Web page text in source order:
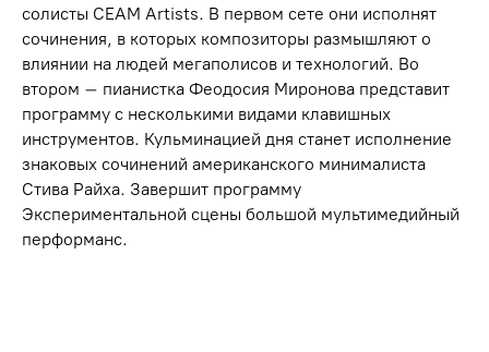
солисты CEAM Artists. В первом сете они исполнят
сочинения, в которых композиторы размышляют о
влиянии на людей мегаполисов и технологий. Во
втором – пианистка Феодосия Миронова представит
программу с несколькими видами клавишных
инструментов. Кульминацией дня станет исполнение
знаковых сочинений американского минималиста
Стива Райха. Завершит программу
Экспериментальной сцены большой мультимедийный
перформанс.